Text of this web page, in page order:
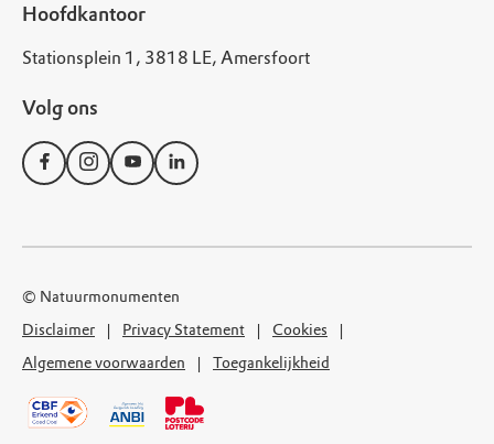
Hoofdkantoor
Stationsplein 1, 3818 LE, Amersfoort
Volg ons
© Natuurmonumenten
Disclaimer
Privacy Statement
Cookies
Algemene voorwaarden
Toegankelijkheid